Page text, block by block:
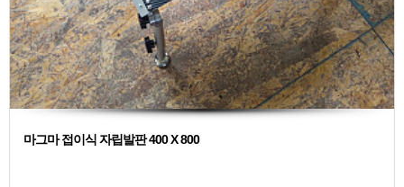
마그마 접이식 자립발판 400 X 800